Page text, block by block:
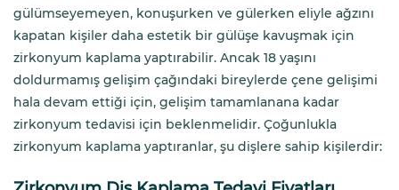
gülümseyemeyen, konuşurken ve gülerken eliyle ağzını
kapatan kişiler daha estetik bir gülüşe kavuşmak için
zirkonyum kaplama yaptırabilir. Ancak 18 yaşını
doldurmamış gelişim çağındaki bireylerde çene gelişimi
hala devam ettiği için, gelişim tamamlanana kadar
zirkonyum tedavisi için beklenmelidir. Çoğunlukla
zirkonyum kaplama yaptıranlar, şu dişlere sahip kişilerdir: